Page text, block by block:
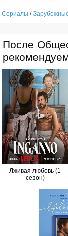
Сериалы /
После
Лживая любовь (1
сезон)